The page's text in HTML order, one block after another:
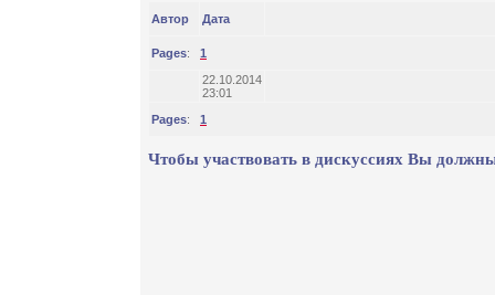
Автор Дата
Pages: 1
22.10.2014
23:01
Pages: 1
Чтобы участвовать в дискуссиях Вы